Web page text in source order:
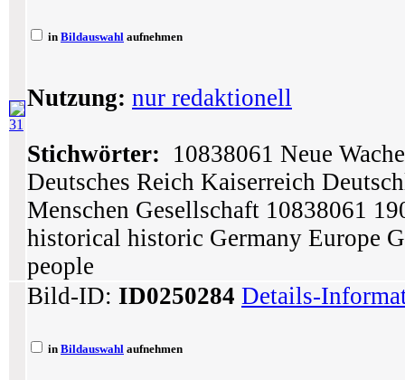
31
in Bildauswahl aufnehmen
Nutzung: nur redaktionell
Stichwörter: 10838061 Neue
Deutsches Reich Kaiserreich
Menschen Gesellschaft 10838061
historical historic Germany Europe
people
Bild-ID: ID0250284 Details-
in Bildauswahl aufnehmen